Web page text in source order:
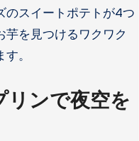
のスイートポテトが4つ
芋を見つけるワクワク
。
ンで夜空を